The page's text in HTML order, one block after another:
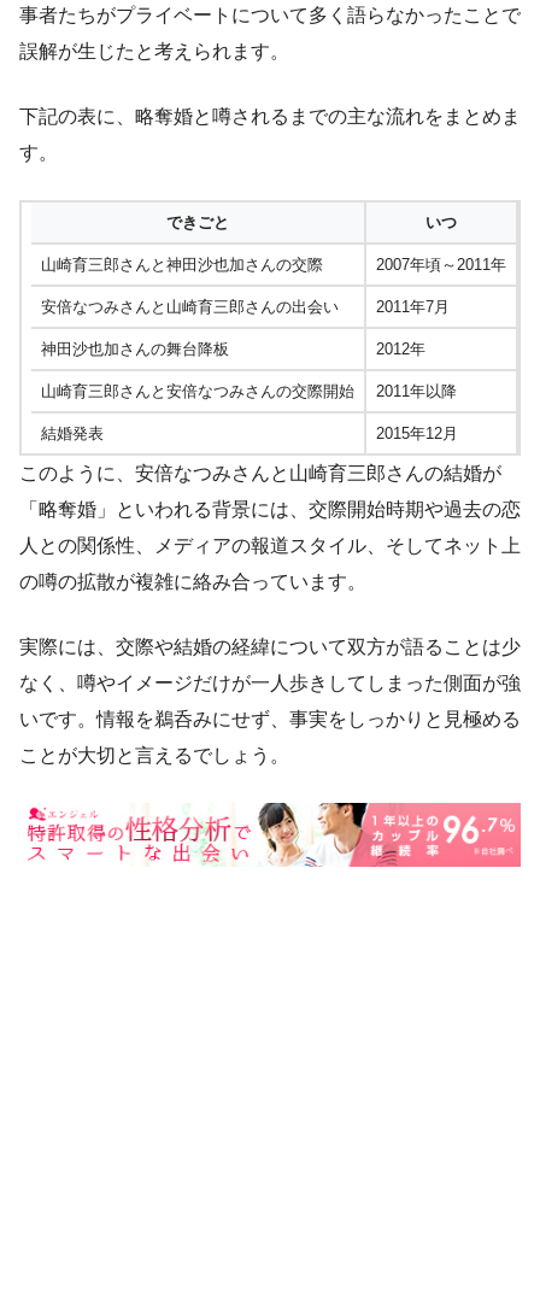
事者たちがプライベートについて多く語らなかったことで
誤解が生じたと考えられます。
下記の表に、略奪婚と噂されるまでの主な流れをまとめま
す。
できごと いつ
山崎育三郎さんと神田沙也加さんの交際 2007年頃～2011年
安倍なつみさんと山崎育三郎さんの出会い 2011年7月
神田沙也加さんの舞台降板 2012年
山崎育三郎さんと安倍なつみさんの交際開始 2011年以降
結婚発表 2015年12月
このように、安倍なつみさんと山崎育三郎さんの結婚が
「略奪婚」といわれる背景には、交際開始時期や過去の恋
人との関係性、メディアの報道スタイル、そしてネット上
の噂の拡散が複雑に絡み合っています。
実際には、交際や結婚の経緯について双方が語ることは少
なく、噂やイメージだけが一人歩きしてしまった側面が強
いです。情報を鵜呑みにせず、事実をしっかりと見極める
ことが大切と言えるでしょう。